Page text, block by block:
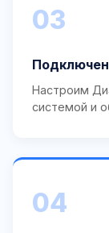
03
Настроим
системой и
04